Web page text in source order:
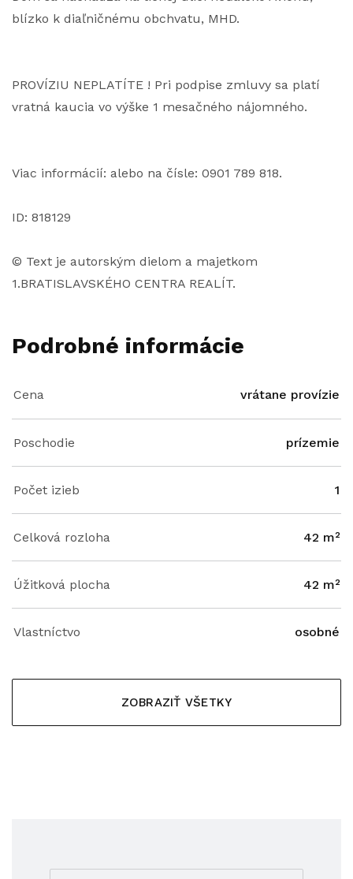
blízko k diaľničnému obchvatu, MHD.
PROVÍZIU NEPLATÍTE ! Pri podpise zmluvy sa platí
vratná kaucia vo výške 1 mesačného nájomného.
Viac informácií: alebo na čísle: 0901 789 818.
ID: 818129
© Text je autorským dielom a majetkom
1.BRATISLAVSKÉHO CENTRA REALÍT.
Podrobné informácie
Cena vrátane provízie
Poschodie prízemie
Počet izieb 1
Celková rozloha 42 m²
Úžitková plocha 42 m²
Vlastníctvo osobné
ZOBRAZIŤ VŠETKY